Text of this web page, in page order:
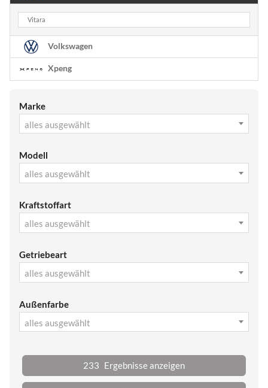
Vitara
Volkswagen
Xpeng
Marke
alles ausgewählt
Modell
alles ausgewählt
Kraftstoffart
alles ausgewählt
Getriebeart
alles ausgewählt
Außenfarbe
alles ausgewählt
233 Ergebnisse anzeigen